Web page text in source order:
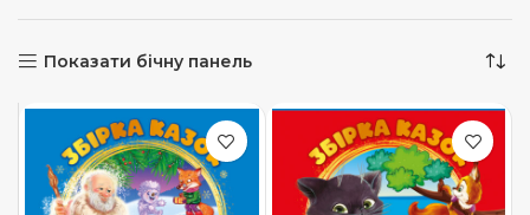
Показати бічну панель